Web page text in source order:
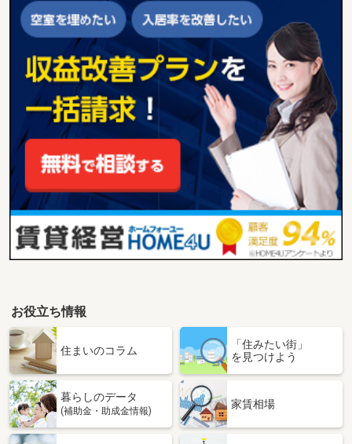
お役立ち情報
住まいのコラム
「住みたい街」
を見つけよう
暮らしのデータ
(補助金・助成金情報)
家賃相場